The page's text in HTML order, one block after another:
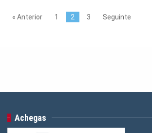
« Anterior 1 2 3 Seguinte
Achegas